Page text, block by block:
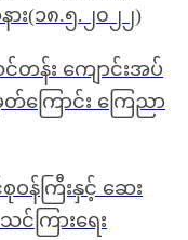
(၁၈.၅.၂၀၂၂)
တန်း ကျောင်းအပ်
ြောင်း ကြေညာ
စုဝန်ကြီးနှင့် ဆေး
င်ကြားရေး